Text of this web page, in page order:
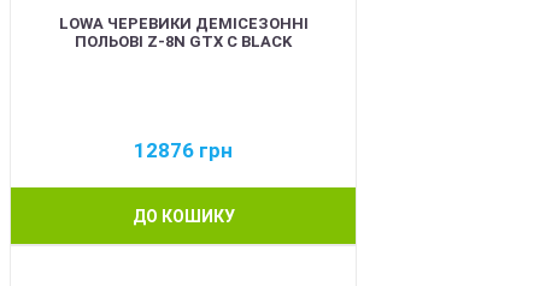
LOWA ЧЕРЕВИКИ ДЕМІСЕЗОННІ
ПОЛЬОВІ Z-8N GTX C BLACK
12876 грн
ДО КОШИКУ